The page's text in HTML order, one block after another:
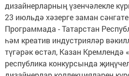
дизайнерларның үзенчәлекле
23 июльдә хәзерге заман
Программада - Татарстан
һәм креатив индустрияләр
түгәрәк өстәл, Казан Кремлендә
республика конкурсында